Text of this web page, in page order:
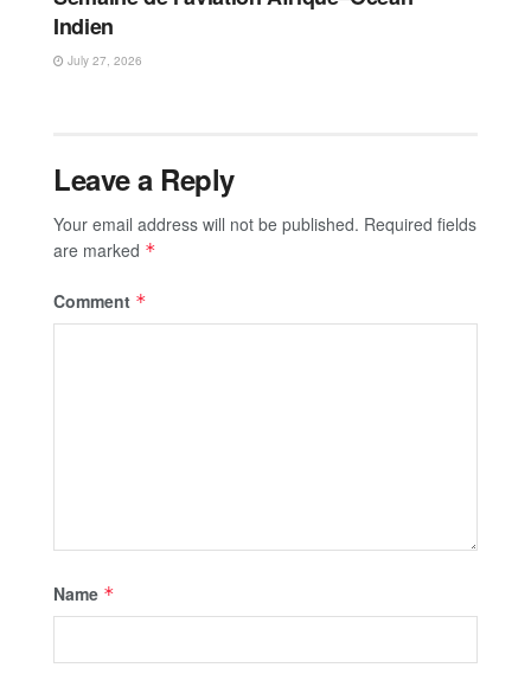
Indien
July 27, 2026
Leave a Reply
Your email address will not be published. Required fields
are marked *
Comment *
Name *